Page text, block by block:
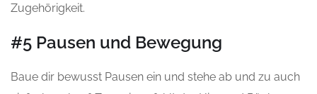
Zugehörigkeit.
#5 Pausen und Bewegung
Baue dir bewusst Pausen ein und stehe ab und zu auch